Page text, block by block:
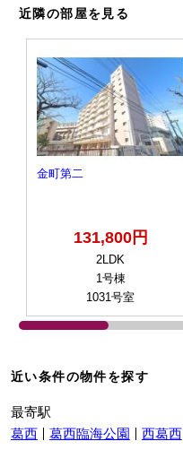
近隣の部屋を見る
金町第二
131,800円
2LDK
1号棟
1031号室
近い条件の物件を探す
最寄駅
葛西
葛西臨海公園 西葛西